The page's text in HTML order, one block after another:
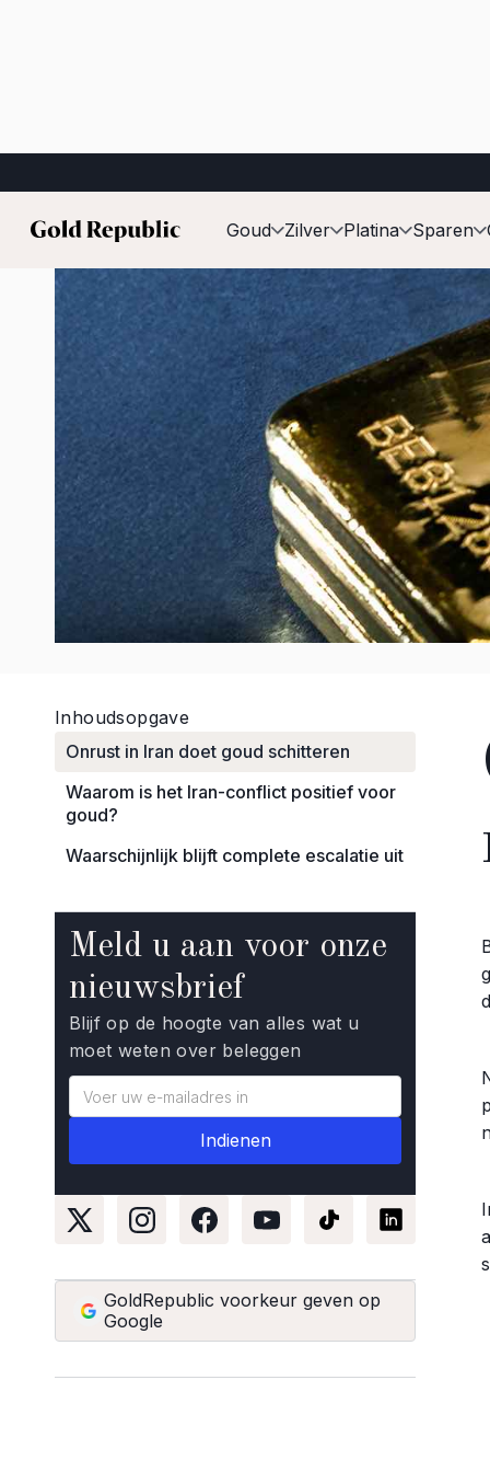
Goud Zilver Platina Sparen
Gepubliceerd op:2 maart 2026
Inhoudsopgave
Onrust in Iran doet goud schitteren
Waarom is het Iran-conflict positief voor
goud?
Waarschijnlijk blijft complete escalatie uit
Meld u aan voor onze
nieuwsbrief
Blijf op de hoogte van alles wat u
moet weten over beleggen
GoldRepublic voorkeur geven op
Google